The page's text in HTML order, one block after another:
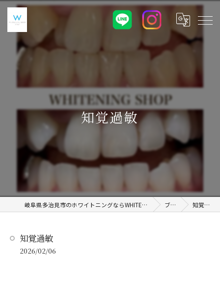
知覚過敏⁡
岐阜県多治見市のホワイトニングならWHITENING SHOP 土岐店 ブログ 知覚過敏⁡
知覚過敏⁡
2026/02/06